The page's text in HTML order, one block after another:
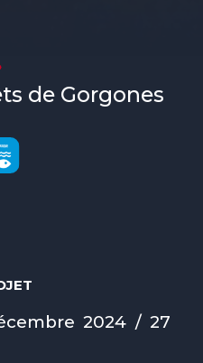
de Gorgones
2024 / 27